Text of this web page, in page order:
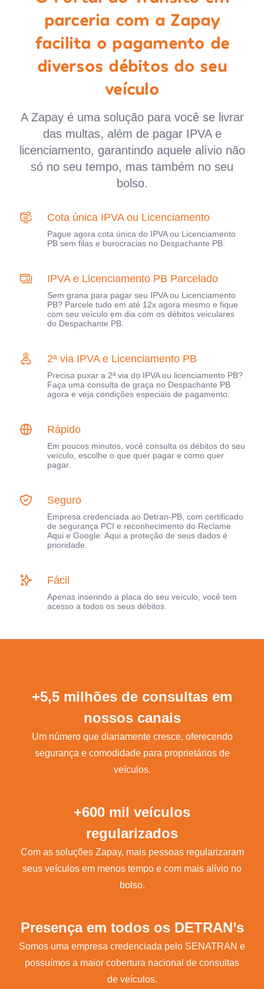
parceria com a Zapay
facilita o pagamento de
diversos débitos do seu
veículo
A Zapay é uma solução para você se livrar
das multas, além de pagar IPVA e
licenciamento, garantindo aquele alívio não
só no seu tempo, mas também no seu
bolso.
Cota única IPVA ou Licenciamento
Pague agora cota única do IPVA ou Licenciamento
PB sem filas e burocracias no Despachante PB.
IPVA e Licenciamento PB Parcelado
Sem grana para pagar seu IPVA ou Licenciamento
PB? Parcele tudo em até 12x agora mesmo e fique
com seu veículo em dia com os débitos veiculares
do Despachante PB.
2ª via IPVA e Licenciamento PB
Precisa puxar a 2ª via do IPVA ou licenciamento PB?
Faça uma consulta de graça no Despachante PB
agora e veja condições especiais de pagamento.
Rápido
Em poucos minutos, você consulta os débitos do seu
veículo, escolhe o que quer pagar e como quer
pagar.
Seguro
Empresa credenciada ao Detran-PB, com certificado
de segurança PCI e reconhecimento do Reclame
Aqui e Google. Aqui a proteção de seus dados é
prioridade.
Fácil
Apenas inserindo a placa do seu veículo, você tem
acesso a todos os seus débitos.
+5,5 milhões de consultas em
nossos canais
Um número que diariamente cresce, oferecendo
segurança e comodidade para proprietários de
veículos.
+600 mil veículos
regularizados
Com as soluções Zapay, mais pessoas regularizaram
seus veículos em menos tempo e com mais alívio no
bolso.
Presença em todos os DETRAN’s
Somos uma empresa credenciada pelo SENATRAN e
possuímos a maior cobertura nacional de consultas
de veículos.